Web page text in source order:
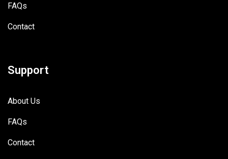
FAQs
Contact
Support
About Us
FAQs
Contact